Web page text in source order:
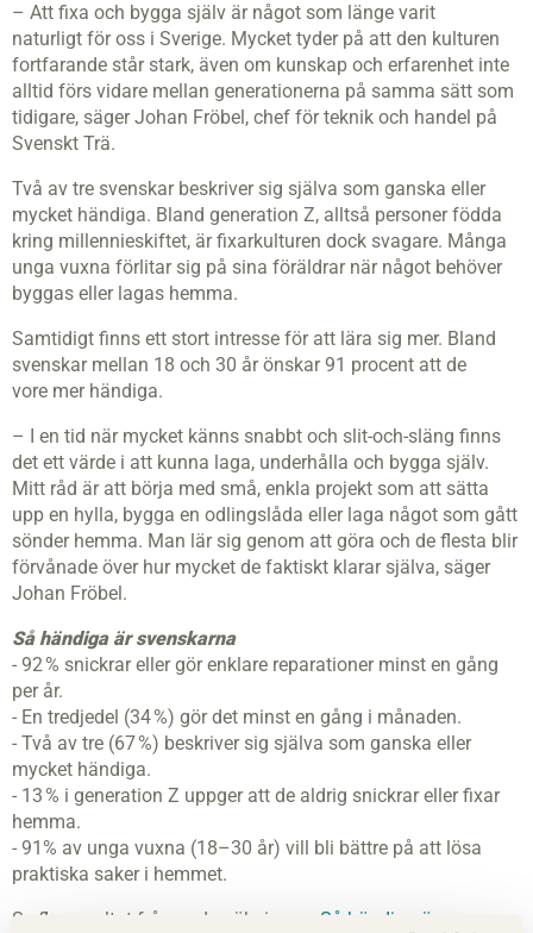
– Att fixa och bygga själv är något som länge varit
naturligt för oss i Sverige. Mycket tyder på att den kulturen
fortfarande står stark, även om kunskap och erfarenhet inte
alltid förs vidare mellan generationerna på samma sätt som
tidigare, säger Johan Fröbel, chef för teknik och handel på
Svenskt Trä.
Två av tre svenskar beskriver sig själva som ganska eller
mycket händiga. Bland generation Z, alltså personer födda
kring millennieskiftet, är fixarkulturen dock svagare. Många
unga vuxna förlitar sig på sina föräldrar när något behöver
byggas eller lagas hemma.
Samtidigt finns ett stort intresse för att lära sig mer. Bland
svenskar mellan 18 och 30 år önskar 91 procent att de
vore mer händiga.
– I en tid när mycket känns snabbt och slit-och-släng finns
det ett värde i att kunna laga, underhålla och bygga själv.
Mitt råd är att börja med små, enkla projekt som att sätta
upp en hylla, bygga en odlingslåda eller laga något som gått
sönder hemma. Man lär sig genom att göra och de flesta blir
förvånade över hur mycket de faktiskt klarar själva, säger
Johan Fröbel.
Så händiga är svenskarna
- 92 % snickrar eller gör enklare reparationer minst en gång
per år.
- En tredjedel (34 %) gör det minst en gång i månaden.
- Två av tre (67 %) beskriver sig själva som ganska eller
mycket händiga.
- 13 % i generation Z uppger att de aldrig snickrar eller fixar
hemma.
- 91% av unga vuxna (18–30 år) vill bli bättre på att lösa
praktiska saker i hemmet.
Se fler resultat från undersökningen: Så händiga är